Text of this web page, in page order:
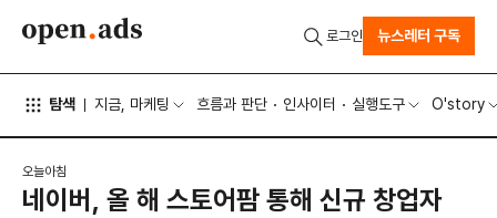
탐색 지금, 마케팅 흐름과 판단 인사이터 실행도구 O'story
로그인 뉴스레터 구독
오늘아침
네이버, 올 해 스토어팜 통해 신규 창업자